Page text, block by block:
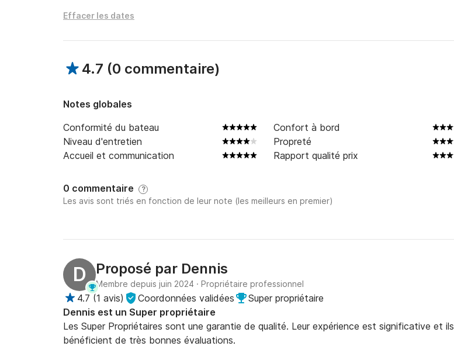
Effacer les dates
4.7 (0 commentaire)
Notes globales
Conformité du bateau
Confort à bord
Niveau d'entretien
Propreté
Accueil et communication
Rapport qualité prix
0 commentaire ?
Les avis sont triés en fonction de leur note (les meilleurs en premier)
D Proposé par Dennis
Membre depuis juin 2024 · Propriétaire professionnel
4.7 (1 avis) Coordonnées validées
Super propriétaire
Dennis est un Super propriétaire
Les Super Propriétaires sont une garantie de qualité. Leur expérience est significative et ils
bénéficient de très bonnes évaluations.